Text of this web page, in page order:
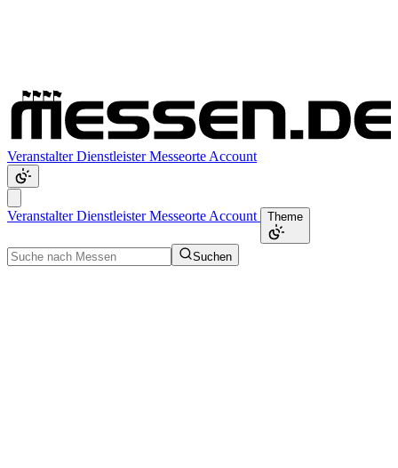
VeranstalterDienstleisterMesseorte Account
VeranstalterDienstleisterMesseorte Account Theme
Suchen